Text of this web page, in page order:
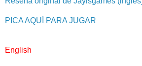
PICA AQUÍ PARA JUGAR
English